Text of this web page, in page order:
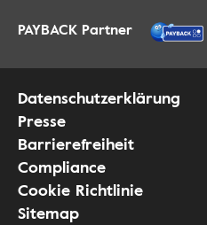
PAYBACK Partner
Datenschutzerklärung
Presse
Barrierefreiheit
Compliance
Cookie Richtlinie
Sitemap